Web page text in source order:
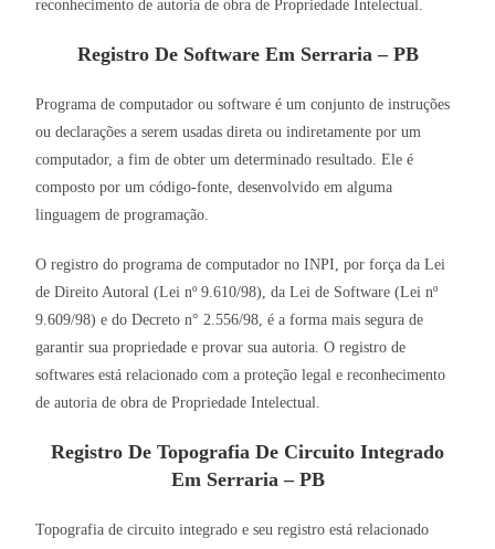
reconhecimento de autoria de obra de Propriedade Intelectual.
Registro De Software Em Serraria – PB
Programa de computador ou software é um conjunto de instruções
ou declarações a serem usadas direta ou indiretamente por um
computador, a fim de obter um determinado resultado. Ele é
composto por um código-fonte, desenvolvido em alguma
linguagem de programação.
O registro do programa de computador no INPI, por força da Lei
de Direito Autoral (Lei nº 9.610/98), da Lei de Software (Lei nº
9.609/98) e do Decreto n° 2.556/98, é a forma mais segura de
garantir sua propriedade e provar sua autoria. O registro de
softwares está relacionado com a proteção legal e reconhecimento
de autoria de obra de Propriedade Intelectual.
Registro De Topografia De Circuito Integrado
Em Serraria – PB
Topografia de circuito integrado e seu registro está relacionado